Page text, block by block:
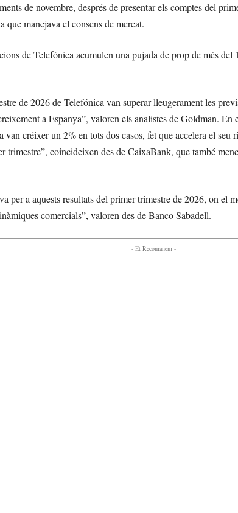
de novembre, després de presentar els comptes del
que manejava el consens de mercat.
de Telefónica acumulen una pujada de prop de més
de 2026 de Telefónica van superar lleugerament les
a Espanya”, valoren els analistes de Goldman.
van créixer un 2% en tots dos casos, fet que accelera el
trimestre”, coincideixen des de CaixaBank, que també
per a aquests resultats del primer trimestre de 2026, on el
comercials”, valoren des de Banco Sabadell.
- Et Recomanem -